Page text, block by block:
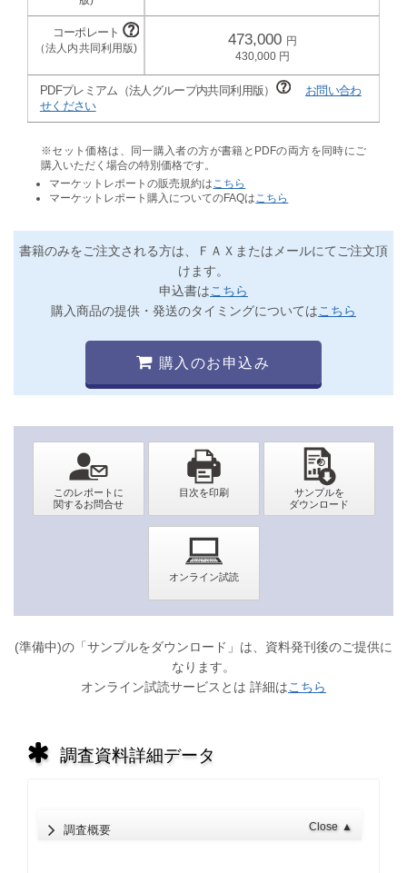
473,000
430,000
PDFプレミアム（法人グループ内共同利用版）
お問い合わ
せください
※セット価格は、同一購入者の方が書籍とPDFの両方を同時にご
購入いただく場合の特別価格です。
マーケットレポートの販売規約は こちら
マーケットレポート購入についてのFAQは こちら
書籍のみをご注文される方は、ＦＡＸまたはメールにてご注文頂
けます。
申込書はこちら
購入商品の提供・発送のタイミングについてはこちら
購入のお申込み
(準備中)の「サンプルをダウンロード」は、資料発刊後のご提供に
なります。
オンライン試読サービスとは 詳細はこちら
調査資料詳細データ
調査概要 Close ▲